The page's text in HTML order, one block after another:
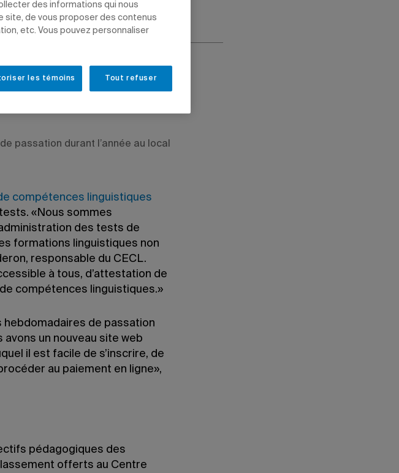
passation durant l’année au local
compétences linguistiques
«Nous sommes
des tests de
formations linguistiques non
responsable du CECL.
à tous, d’attestation de
compétences linguistiques.»
hebdomadaires de passation
avons un nouveau site web
il est facile de s’inscrire, de
au paiement en ligne»,
pédagogiques des
offerts au Centre
des informations qui nous
site, de vous proposer des contenus
etc. Vous pouvez personnaliser
Tout refuser
les témoins